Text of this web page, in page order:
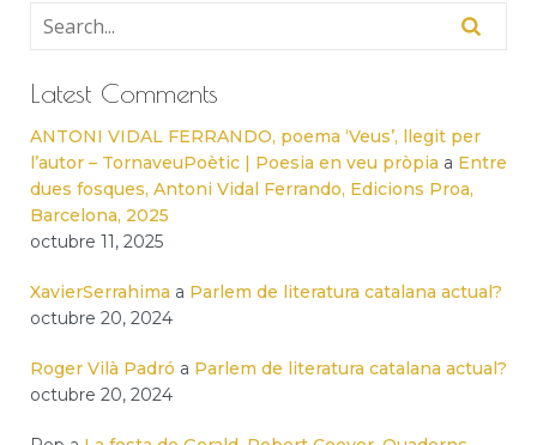
Latest Comments
ANTONI VIDAL FERRANDO, poema ‘Veus’, llegit per
l’autor – TornaveuPoètic | Poesia en veu pròpia a Entre
dues fosques, Antoni Vidal Ferrando, Edicions Proa,
Barcelona, 2025
octubre 11, 2025
XavierSerrahima a Parlem de literatura catalana actual?
octubre 20, 2024
Roger Vilà Padró a Parlem de literatura catalana actual?
octubre 20, 2024